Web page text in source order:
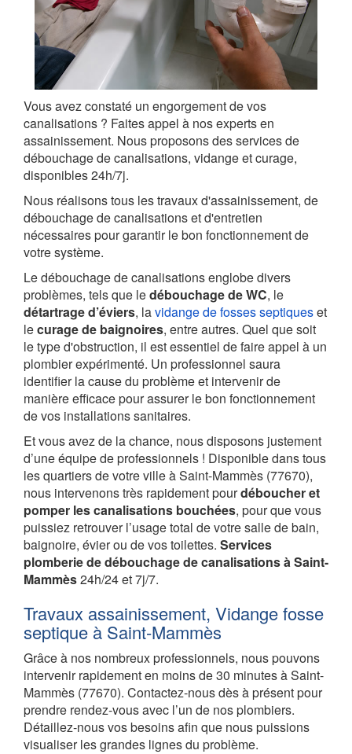
Vous avez constaté un engorgement de vos
canalisations ? Faites appel à nos experts en
assainissement. Nous proposons des services de
débouchage de canalisations, vidange et curage,
disponibles 24h/7j.
Nous réalisons tous les travaux d'assainissement, de
débouchage de canalisations et d'entretien
nécessaires pour garantir le bon fonctionnement de
votre système.
Le débouchage de canalisations englobe divers
problèmes, tels que ledébouchage de WC, le
détartrage d’éviers, lavidange de fosses septiqueset
lecurage de baignoires, entre autres. Quel que soit
le type d'obstruction, il est essentiel de faire appel à un
plombier expérimenté. Un professionnel saura
identifier la cause du problème et intervenir de
manière efficace pour assurer le bon fonctionnement
de vos installations sanitaires.
Et vous avez de la chance, nous disposons justement
d’une équipe de professionnels ! Disponible dans tous
les quartiers de votre ville à Saint-Mammès (77670),
nous intervenons très rapidement pourdéboucher et
pomper les canalisations bouchées, pour que vous
puissiez retrouver l’usage total de votre salle de bain,
baignoire, évier ou de vos toilettes. Services
plomberie de débouchage de canalisations à Saint-
Mammès24h/24 et 7j/7.
Travaux assainissement, Vidange fosse
septique à Saint-Mammès
Grâce à nos nombreux professionnels, nous pouvons
intervenir rapidement en moins de 30 minutes à Saint-
Mammès (77670). Contactez-nous dès à présent pour
prendre rendez-vous avec l’un de nos plombiers.
Détaillez-nous vos besoins afin que nous puissions
visualiser les grandes lignes du problème.